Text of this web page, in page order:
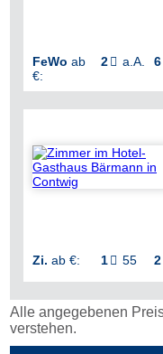
FeWo ab
€:
2  a.A. 6
Zi. ab €: 1  55 2
Alle angegebenen
verstehen.